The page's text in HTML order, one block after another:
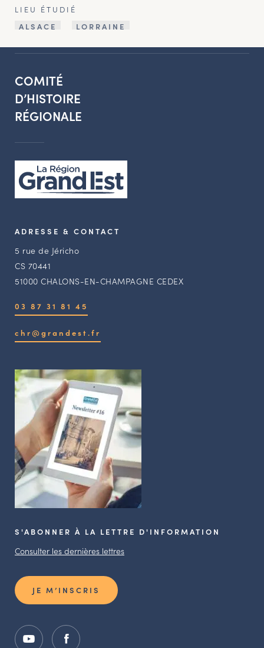
LIEU ÉTUDIÉ
ALSACE
LORRAINE
COMITÉ
D’HISTOIRE
RÉGIONALE
ADRESSE & CONTACT
5 rue de Jéricho
CS 70441
51000 CHALONS-EN-CHAMPAGNE CEDEX
03 87 31 81 45
chr@grandest.fr
S'ABONNER À LA LETTRE D'INFORMATION
Consulter les dernières lettres
JE M’INSCRIS